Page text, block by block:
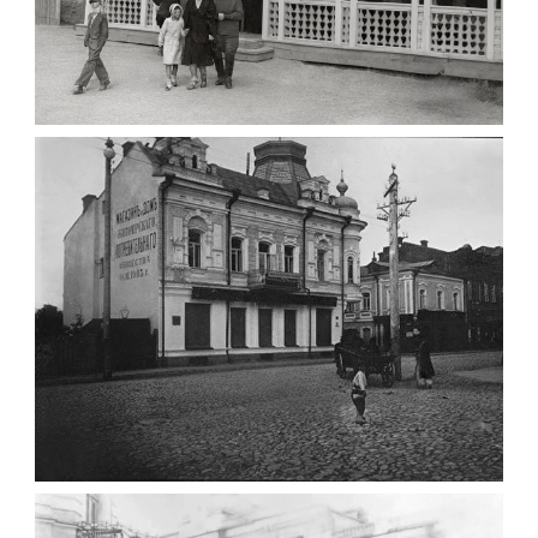
ПАВІЛЬЙОН МОРОЗИВА ЖИТОМИР 1947
Фото Житомир (1945-
1960)
Leave a comment
ФОТО ЖИТОМИРА 1905 ВУЛ.
МИХАЙЛІВСЬКА-СКОРУЛЬСЬКОГО
Фото Житомира період
до 1917 року